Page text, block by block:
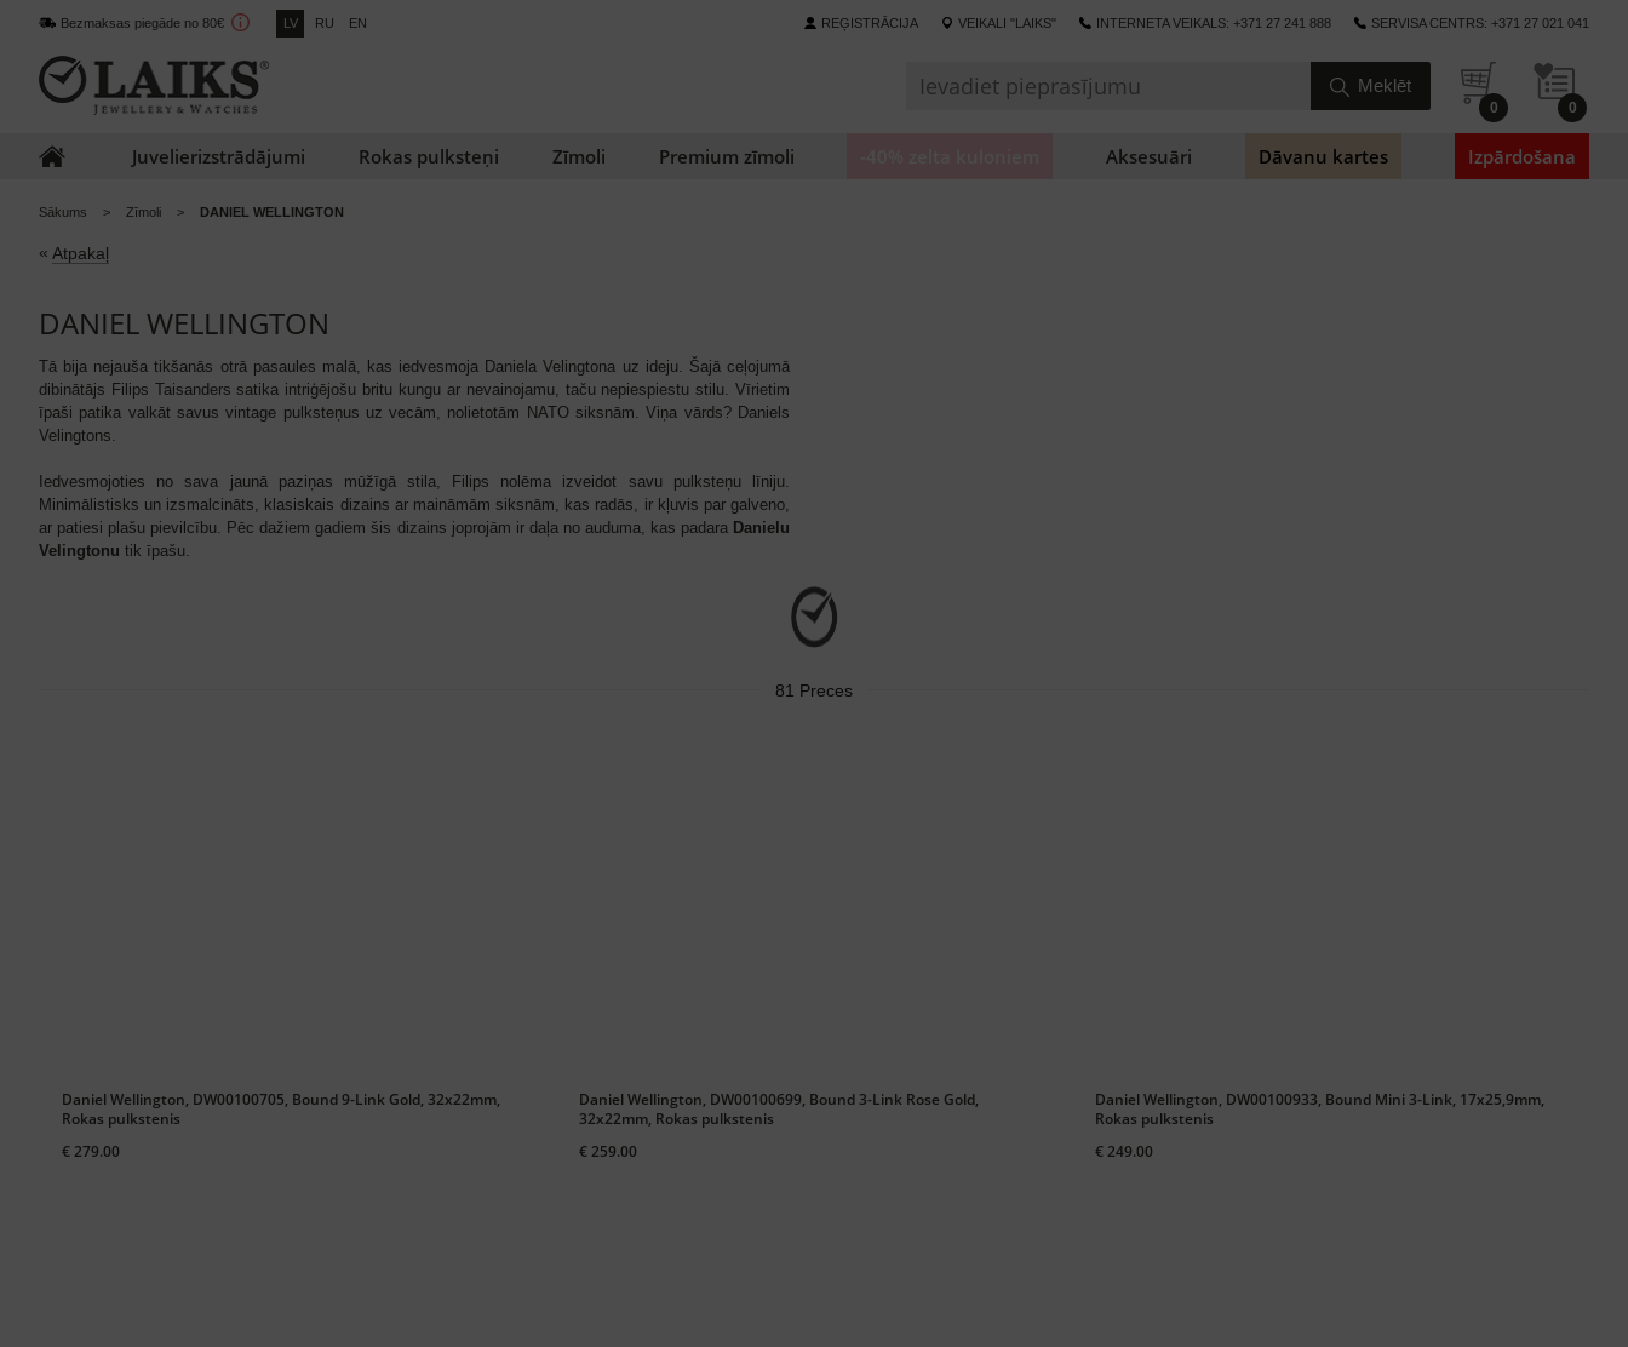
Bezmaksas piegāde no 80€ LV RU EN REĢISTRĀCIJA VEIKALI "LAIKS" INTERNETA VEIKALS: +371 27 241 888 SERVISA CENTRS: +371 27 021 041
0 0
Juvelierizstrādājumi Rokas pulksteņi Zīmoli Premium zīmoli Aksesuāri Dāvanu kartes Izpārdošana
Sākums Zīmoli DANIEL WELLINGTON
« Atpakaļ
DANIEL WELLINGTON
Tā bija nejauša tikšanās otrā pasaules malā, kas iedvesmoja Daniela Velingtona uz ideju. Šajā ceļojumā
dibinātājs Filips Taisanders satika intriģējošu britu kungu ar nevainojamu, taču nepiespiestu stilu. Vīrietim
īpaši patika valkāt savus vintage pulksteņus uz vecām, nolietotām NATO siksnām. Viņa vārds? Daniels
Velingtons.
Iedvesmojoties no sava jaunā paziņas mūžīgā stila, Filips nolēma izveidot savu pulksteņu līniju.
Minimālistisks un izsmalcināts, klasiskais dizains ar maināmām siksnām, kas radās, ir kļuvis par galveno,
ar patiesi plašu pievilcību. Pēc dažiem gadiem šis dizains joprojām ir daļa no auduma, kas padara Danielu
Velingtonu tik īpašu.
81 Preces
Daniel Wellington, DW00100705, Bound 9-Link Gold, 32x22mm,
Rokas pulkstenis
€ 279.00
Daniel Wellington, DW00100699, Bound 3-Link Rose Gold,
32x22mm, Rokas pulkstenis
€ 259.00
Daniel Wellington, DW00100933, Bound Mini 3-Link, 17x25,9mm,
Rokas pulkstenis
€ 249.00